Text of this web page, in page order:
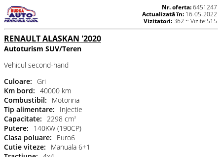
Nr. oferta:6451247
Actualizată în: 16-05-2022
Vizitatori:362 ~ Vizite:515
RENAULT ALASKAN '2020
Autoturism SUV/Teren
Vehicul second-hand
Culoare:
Gri
Km bord: 40000 km
Combustibil:
Motorina
Tip alimentare:
Injectie
Capacitate:
2298 cm3
Putere:
140KW (190CP)
Clasa poluare:
Euro6
Cutie viteze:
Manuala 6+1